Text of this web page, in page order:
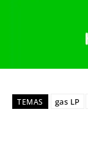
TEMAS gas LP